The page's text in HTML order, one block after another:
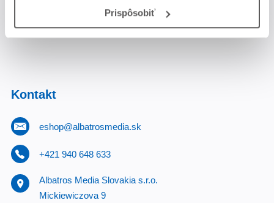
Prispôsobiť
Kontakt
eshop@albatrosmedia.sk
+421 940 648 633
Albatros Media Slovakia s.r.o.
Mickiewiczova 9